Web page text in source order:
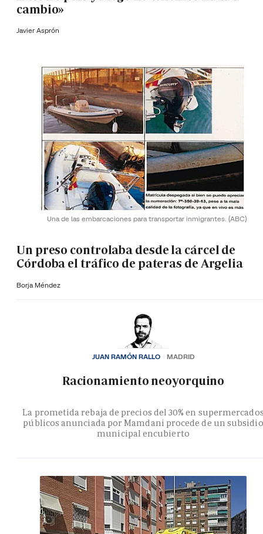
cambio»
Javier Asprón
Una de las embarcaciones para transportar inmigrantes. (ABC)
Un preso controlaba desde la cárcel de
Córdoba el tráfico de pateras de Argelia
Borja Méndez
Racionamiento neoyorquino
La prometida rebaja de precios del 30% en
públicos anunciada por Mamdani procede de un subsidio
municipal encubierto
JUAN RAMÓN RALLO MADRID